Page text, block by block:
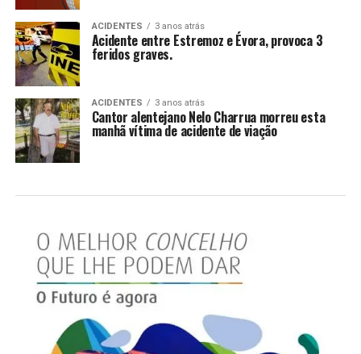
ACIDENTES 3 anos atrás
Acidente entre Estremoz e Évora, provoca 3
feridos graves.
ACIDENTES 3 anos atrás
Cantor alentejano Nelo Charrua morreu esta
manhã vítima de acidente de viação